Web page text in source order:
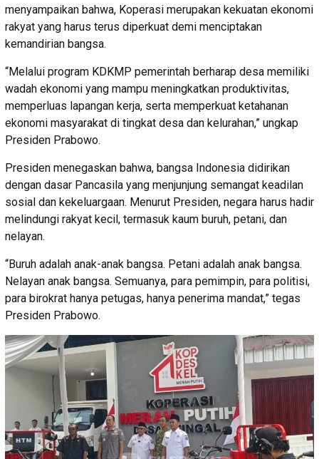
menyampaikan bahwa, Koperasi merupakan kekuatan ekonomi
rakyat yang harus terus diperkuat demi menciptakan
kemandirian bangsa.
“Melalui program KDKMP pemerintah berharap desa memiliki
wadah ekonomi yang mampu meningkatkan produktivitas,
memperluas lapangan kerja, serta memperkuat ketahanan
ekonomi masyarakat di tingkat desa dan kelurahan,” ungkap
Presiden Prabowo.
Presiden menegaskan bahwa, bangsa Indonesia didirikan
dengan dasar Pancasila yang menjunjung semangat keadilan
sosial dan kekeluargaan. Menurut Presiden, negara harus hadir
melindungi rakyat kecil, termasuk kaum buruh, petani, dan
nelayan.
“Buruh adalah anak-anak bangsa. Petani adalah anak bangsa.
Nelayan anak bangsa. Semuanya, para pemimpin, para politisi,
para birokrat hanya petugas, hanya penerima mandat,” tegas
Presiden Prabowo.